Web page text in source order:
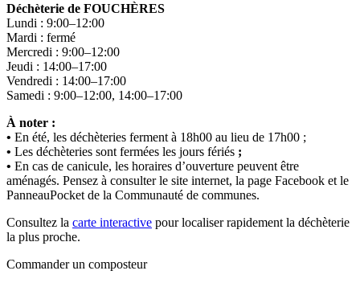
Déchèterie de FOUCHÈRES
Lundi : 9:00–12:00
Mardi : fermé
Mercredi : 9:00–12:00
Jeudi : 14:00–17:00
Vendredi : 14:00–17:00
Samedi : 9:00–12:00, 14:00–17:00
À noter :
• En été, les déchèteries ferment à 18h00 au lieu de 17h00 ;
• Les déchèteries sont fermées les jours fériés ;
• En cas de canicule, les horaires d’ouverture peuvent être
aménagés. Pensez à consulter le site internet, la page Facebook et le
PanneauPocket de la Communauté de communes.
Consultez la carte interactive pour localiser rapidement la déchèterie
la plus proche.
Commander un composteur